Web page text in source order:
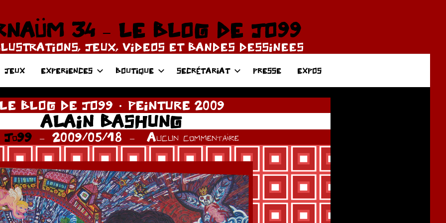
34 – LE BLOG DE JO99
JEUX, VIDEOS ET BANDES DESSINEES
JEUX EXPERIENCES BOUTIQUE SECRÉTARIAT PRESSE EXPOS
LE BLOG DE JO99 PEINTURE 2009
ALAIN BASHUNG
Jo99 2009/05/18 Aucun commentaire